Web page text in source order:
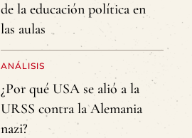
de la educación política en
las aulas
ANÁLISIS
¿Por qué USA se alió a la
URSS contra la Alemania
nazi?